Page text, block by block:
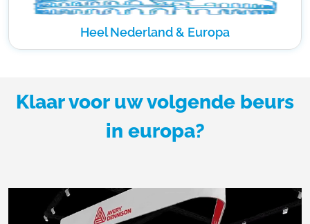
Heel Nederland & Europa
Klaar voor uw volgende beurs
in europa?